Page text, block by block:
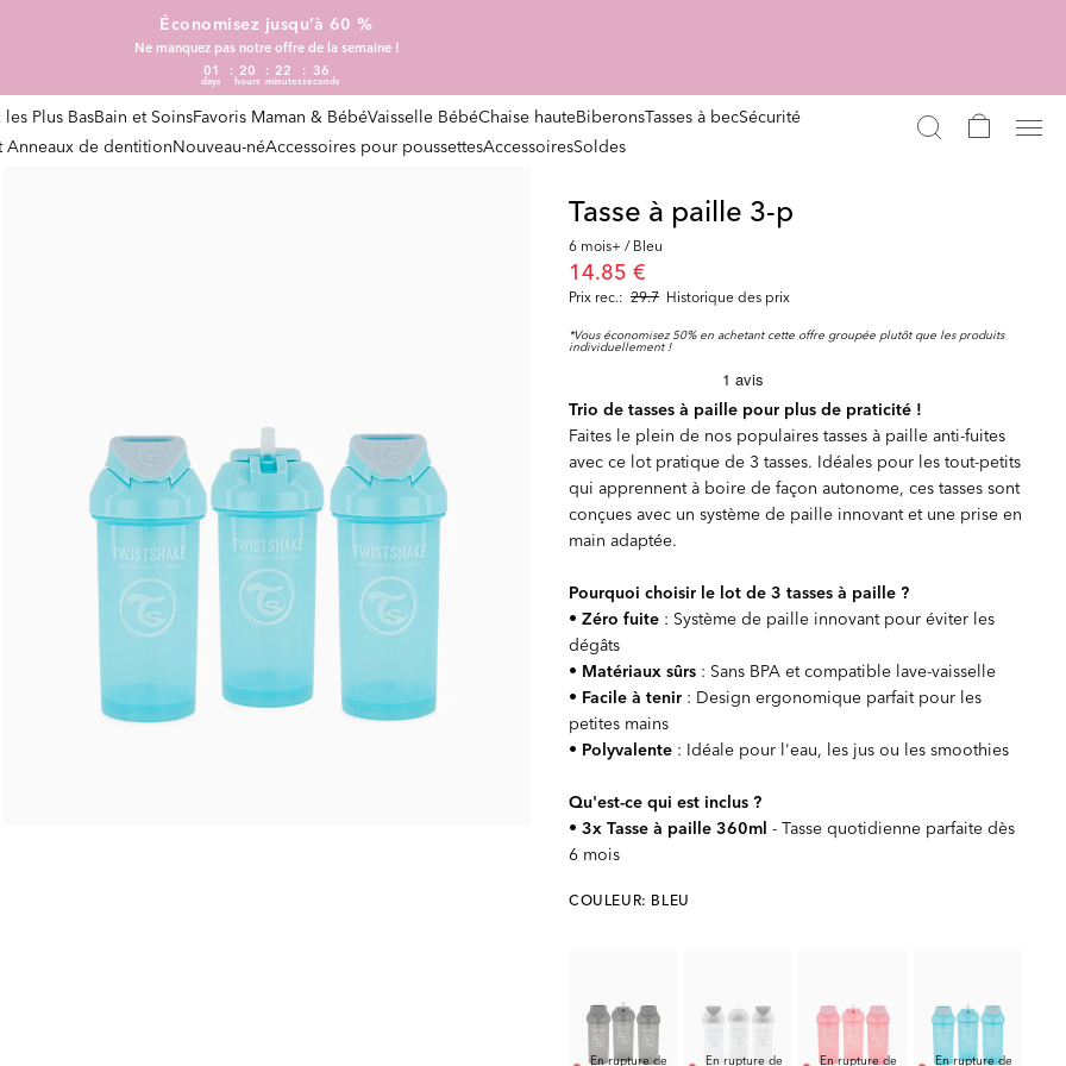
Économisez jusqu’à 60 %
Ne manquez pas notre offre de la semaine !
01
days
20
hours
22
minutes
35
seconds
les Plus BasBain et SoinsFavoris Maman & BébéVaisselle BébéChaise hauteBiberonsTasses à becSécurité
Anneaux de dentitionNouveau-néAccessoires pour poussettesAccessoiresSoldes
Tasse à paille 3-p
6 mois+ / Bleu
Prix rec.: 29.7
14.85 €
Historique des prix
*Vous économisez 50% en achetant cette offre groupée plutôt que les produits
individuellement !
Trio de tasses à paille pour plus de praticité !
Faites le plein de nos populaires tasses à paille anti-fuites
avec ce lot pratique de 3 tasses. Idéales pour les tout-petits
qui apprennent à boire de façon autonome, ces tasses sont
conçues avec un système de paille innovant et une prise en
main adaptée.
Pourquoi choisir le lot de 3 tasses à paille ?
• Zéro fuite : Système de paille innovant pour éviter les
dégâts
• Matériaux sûrs : Sans BPA et compatible lave-vaisselle
• Facile à tenir : Design ergonomique parfait pour les
petites mains
• Polyvalente : Idéale pour l'eau, les jus ou les smoothies
Qu'est-ce qui est inclus ?
• 3x Tasse à paille 360ml - Tasse quotidienne parfaite dès
6 mois
COULEUR: BLEU
En rupture de En rupture de En rupture de En rupture de